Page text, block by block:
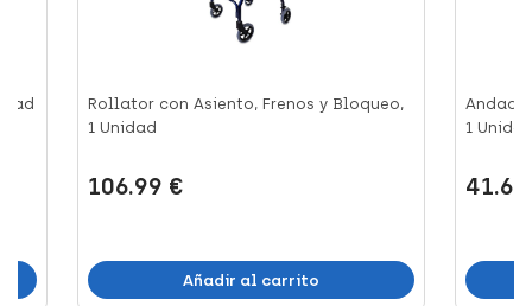
Rollator con Asiento, Frenos y Bloqueo,
1 Unidad
106.99 €
Añadir al carrito
1